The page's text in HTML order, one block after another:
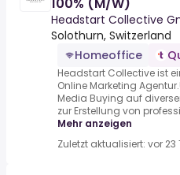
100% (M/W)
Headstart Collective
Solothurn, Switzerland
Homeoffice
Headstart Collective ist
Online Marketing
Media Buying auf
zur Erstellung von
Mehr anzeigen
Zuletzt aktualisiert: vor 23